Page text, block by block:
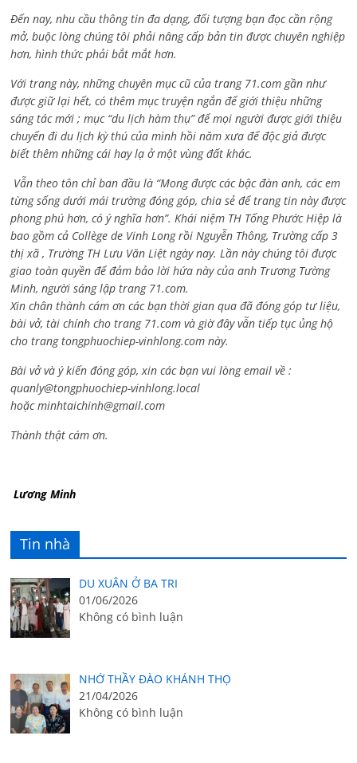
Đến nay, nhu cầu thông tin đa dạng, đối tượng bạn đọc cần rộng
mở, buộc lòng chúng tôi phải nâng cấp bản tin được chuyên nghiệp
hơn, hình thức phải bắt mắt hơn.
Với trang này, những chuyên mục cũ của trang 71.com gần như
được giữ lại hết, có thêm mục truyện ngắn để giới thiệu những
sáng tác mới ; mục “du lịch hàm thụ” để mọi người được giới thiệu
chuyến đi du lịch kỳ thú của mình hồi năm xưa để độc giả được
biết thêm những cái hay lạ ở một vùng đất khác.
Vẫn theo tôn chỉ ban đầu là “Mong được các bậc đàn anh, các em
từng sống dưới mái trường đóng góp, chia sẻ để trang tin này được
phong phú hơn, có ý nghĩa hơn”. Khái niệm TH Tống Phước Hiệp là
bao gồm cả Collège de Vinh Long rồi Nguyễn Thông, Trường cấp 3
thị xã , Trường TH Lưu Văn Liệt ngày nay. Lần này chúng tôi được
giao toàn quyền để đảm bảo lời hứa này của anh Trương Tường
Minh, người sáng lập trang 71.com.
Xin chân thành cám ơn các bạn thời gian qua đã đóng góp tư liệu,
bài vở, tài chính cho trang 71.com và giờ đây vẫn tiếp tục ủng hộ
cho trang tongphuochiep-vinhlong.com này.
Bài vở và ý kiến đóng góp, xin các bạn vui lòng email về :
quanly@tongphuochiep-vinhlong.local
hoặcminhtaichinh@gmail.com
Thành thật cám ơn.
Lương Minh
Tin nhà
DU XUÂN Ở BA TRI
01/06/2026
Không có bình luận
NHỚ THẦY ĐÀO KHÁNH THỌ
21/04/2026
Không có bình luận